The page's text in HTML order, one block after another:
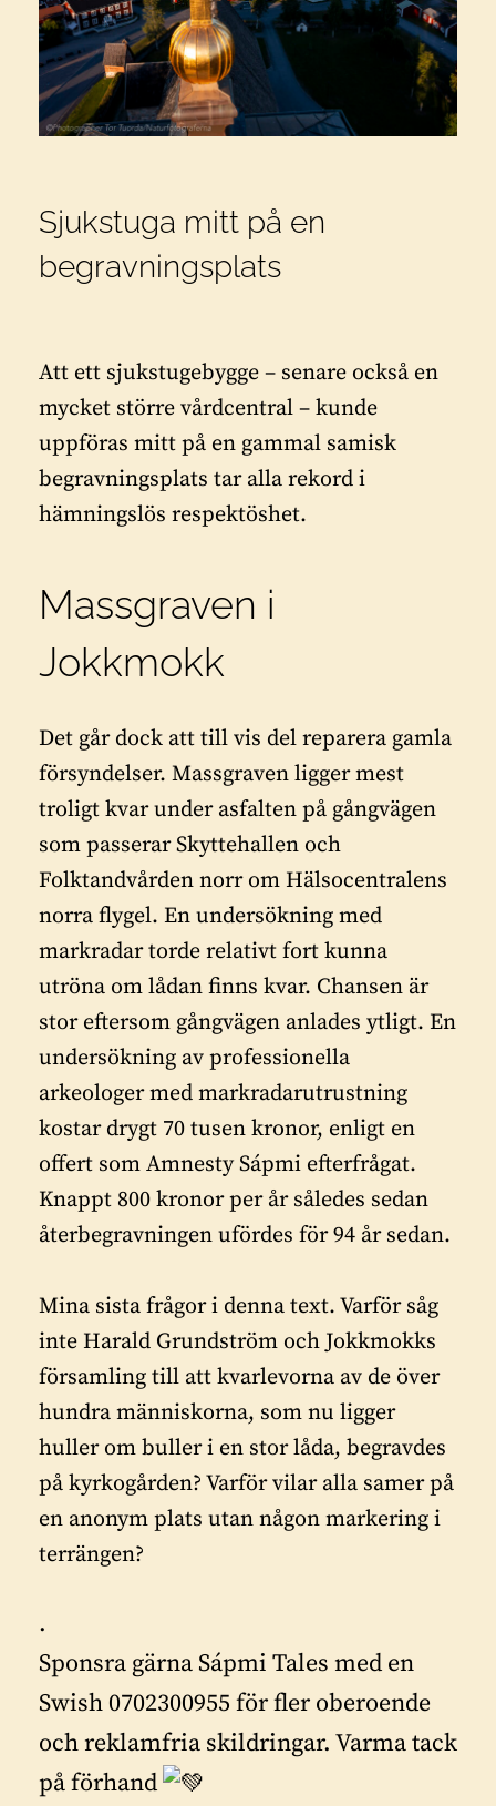
Sjukstuga mitt på en
begravningsplats
Att ett sjukstugebygge – senare också en
mycket större vårdcentral – kunde
uppföras mitt på en gammal samisk
begravningsplats tar alla rekord i
hämningslös respektöshet.
Massgraven i
Jokkmokk
Det går dock att till vis del reparera gamla
försyndelser. Massgraven ligger mest
troligt kvar under asfalten på gångvägen
som passerar Skyttehallen och
Folktandvården norr om Hälsocentralens
norra flygel. En undersökning med
markradar torde relativt fort kunna
utröna om lådan finns kvar. Chansen är
stor eftersom gångvägen anlades ytligt. En
undersökning av professionella
arkeologer med markradarutrustning
kostar drygt 70 tusen kronor, enligt en
offert som Amnesty Sápmi efterfrågat.
Knappt 800 kronor per år således sedan
återbegravningen ufördes för 94 år sedan.
Mina sista frågor i denna text. Varför såg
inte Harald Grundström och Jokkmokks
församling till att kvarlevorna av de över
hundra människorna, som nu ligger
huller om buller i en stor låda, begravdes
på kyrkogården? Varför vilar alla samer på
en anonym plats utan någon markering i
terrängen?
.
Sponsra gärna Sápmi Tales med en
Swish 0702300955 för fler oberoende
och reklamfria skildringar. Varma tack
på förhand